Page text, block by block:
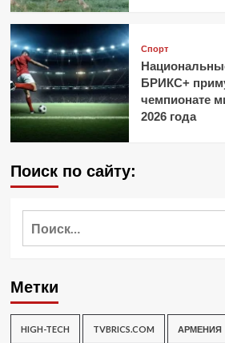
Спорт
БРИКС+
чемпионате
2026 года
Поиск по сайту:
Метки
HIGH-TECH TVBRICS.COM АРМЕНИЯ